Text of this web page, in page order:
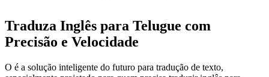
Traduza Inglês para Telugue com
Precisão e Velocidade
O é a solução inteligente do futuro para tradução de texto,